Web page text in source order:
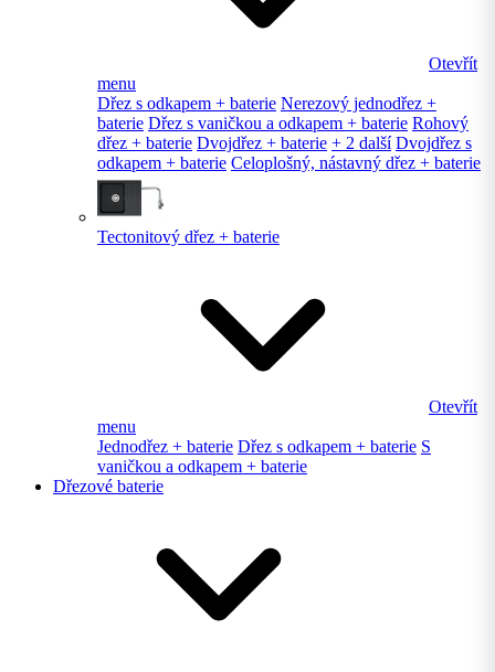
Otevřít
menu
Dřez s odkapem + baterie Nerezový jednodřez +
baterie Dřez s vaničkou a odkapem + baterie Rohový
dřez + baterie Dvojdřez + baterie + 2 další Dvojdřez s
odkapem + baterie Celoplošný, nástavný dřez + baterie
Tectonitový dřez + baterie
Otevřít
menu
Jednodřez + baterie Dřez s odkapem + baterie S
vaničkou a odkapem + baterie
Dřezové baterie